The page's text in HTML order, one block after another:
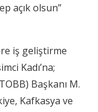
açık olsun”
iş geliştirme
Kadı’na;
Başkanı M.
Kafkasya ve